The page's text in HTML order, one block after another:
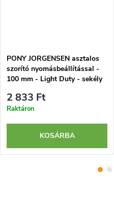
PONY JORGENSEN asztalos
szorító nyomásbeállítással -
100 mm - Light Duty - sekély
2 833 Ft
Raktáron
KOSÁRBA